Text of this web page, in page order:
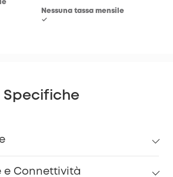
Nessuna tassa mensile
✓
Specifiche
e Connettività